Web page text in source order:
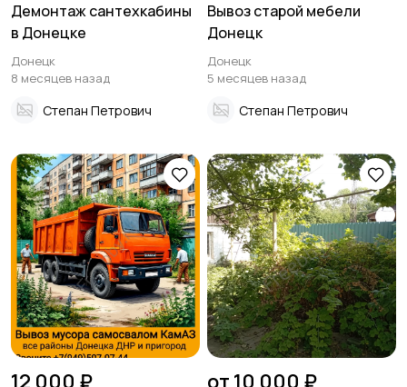
Демонтаж сантехкабины
в Донецке
Донецк
8 месяцев назад
Степан Петрович
Вывоз старой мебели
Донецк
Донецк
5 месяцев назад
Степан Петрович